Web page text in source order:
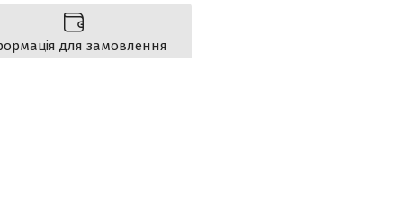
для замовлення